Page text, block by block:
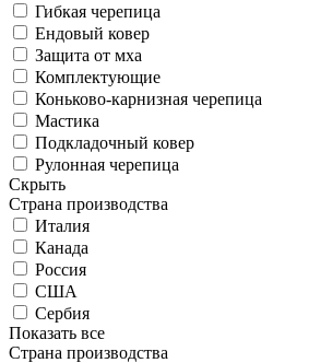
Гибкая черепица
Ендовый ковер
Защита от мха
Комплектующие
Коньково-карнизная черепица
Мастика
Подкладочный ковер
Рулонная черепица
Скрыть
Страна производства
Италия
Канада
Россия
США
Сербия
Показать все
Страна производства